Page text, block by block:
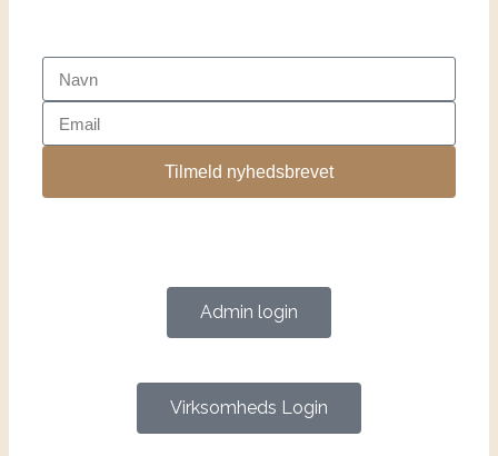
Tilmeld nyhedsbrevet
Virksomheds Login
Admin login